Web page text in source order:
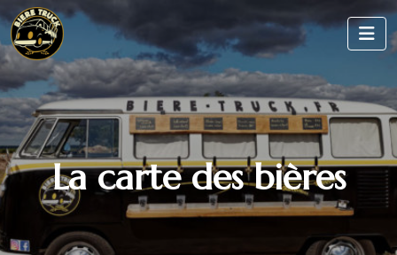
La carte des bières